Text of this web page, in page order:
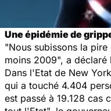
Une épidémie de
"Nous subissons la
moins 2009", a déclaré
Dans l'Etat de New
qui a touché 4.404
est passé à 19.128 cas